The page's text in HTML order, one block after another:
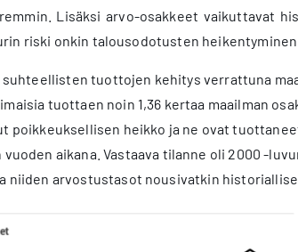
Lisäksi arvo-osakkeet vaikuttavat
riski onkin talousodotusten heikentyminen.
tuottojen kehitys verrattuna
tuottaen noin 1,36 kertaa maailman
heikko ja ne ovat
aikana. Vastaava tilanne oli 2000 -
niiden arvostustasot nousivatkin